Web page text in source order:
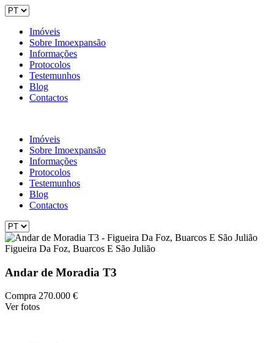
Imóveis
Sobre Imoexpansão
Informações
Protocolos
Testemunhos
Blog
Contactos
Imóveis
Sobre Imoexpansão
Informações
Protocolos
Testemunhos
Blog
Contactos
Figueira Da Foz, Buarcos E São Julião
Andar de Moradia T3
Compra 270.000 €
Ver fotos